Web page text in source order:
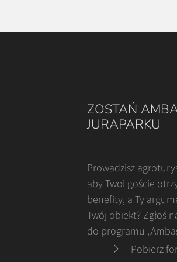
ZOSTAŃ
JURAPARKU
Prowadzisz
aby Twoi goście
benefity, a Ty
Twój obiekt? Zgłoś
do programu
Pobierz